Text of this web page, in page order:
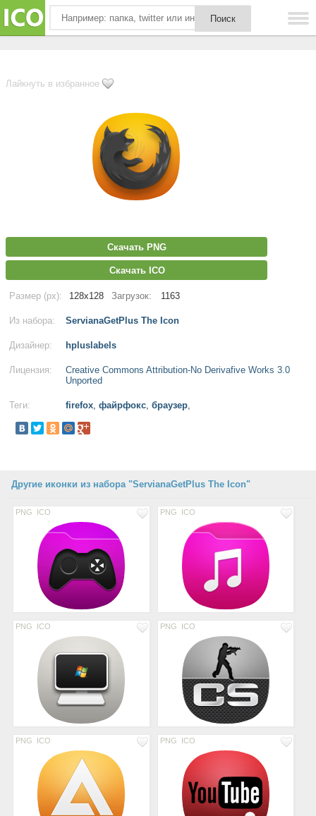
Лайкнуть в избранное
Скачать PNG
Скачать ICO
Размер (px): 128x128 Загрузок: 1163
Из набора: ServianaGetPlus The Icon
Дизайнер: hpluslabels
Лицензия:
Creative Commons Attribution-No Derivafive Works 3.0
Unported
Теги: firefox, файрфокс, браузер,
Другие иконки из набора "ServianaGetPlus The Icon"
PNG ICO PNG ICO
PNG ICO PNG ICO
PNG ICO PNG ICO